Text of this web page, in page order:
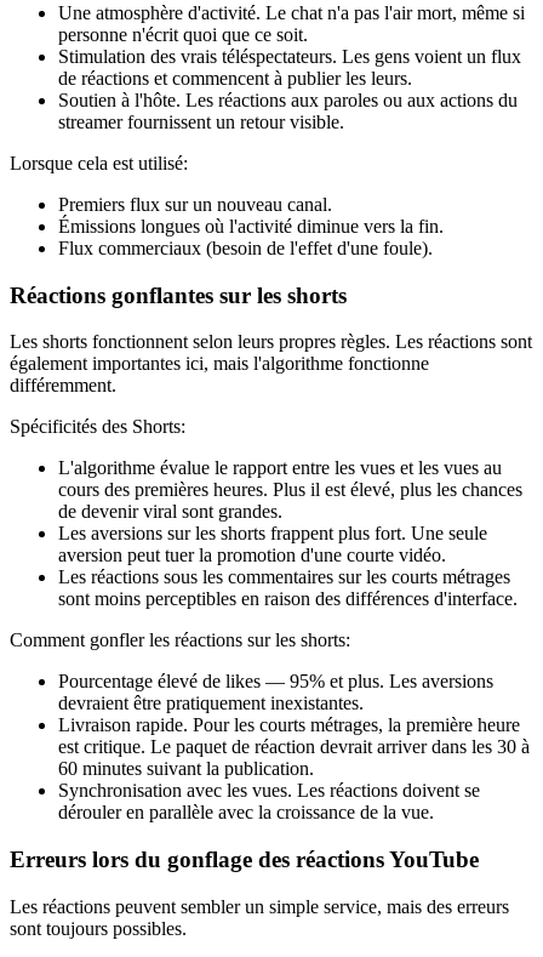
Une atmosphère d'activité. Le chat n'a pas l'air mort, même si
personne n'écrit quoi que ce soit.
Stimulation des vrais téléspectateurs. Les gens voient un flux
de réactions et commencent à publier les leurs.
Soutien à l'hôte. Les réactions aux paroles ou aux actions du
streamer fournissent un retour visible.
Lorsque cela est utilisé:
Premiers flux sur un nouveau canal.
Émissions longues où l'activité diminue vers la fin.
Flux commerciaux (besoin de l'effet d'une foule).
Réactions gonflantes sur les shorts
Les shorts fonctionnent selon leurs propres règles. Les réactions sont
également importantes ici, mais l'algorithme fonctionne
différemment.
Spécificités des Shorts:
L'algorithme évalue le rapport entre les vues et les vues au
cours des premières heures. Plus il est élevé, plus les chances
de devenir viral sont grandes.
Les aversions sur les shorts frappent plus fort. Une seule
aversion peut tuer la promotion d'une courte vidéo.
Les réactions sous les commentaires sur les courts métrages
sont moins perceptibles en raison des différences d'interface.
Comment gonfler les réactions sur les shorts:
Pourcentage élevé de likes — 95% et plus. Les aversions
devraient être pratiquement inexistantes.
Livraison rapide. Pour les courts métrages, la première heure
est critique. Le paquet de réaction devrait arriver dans les 30 à
60 minutes suivant la publication.
Synchronisation avec les vues. Les réactions doivent se
dérouler en parallèle avec la croissance de la vue.
Erreurs lors du gonflage des réactions YouTube
Les réactions peuvent sembler un simple service, mais des erreurs
sont toujours possibles.